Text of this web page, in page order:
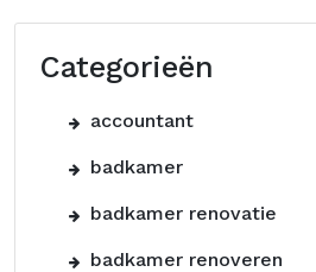
Categorieën
accountant
badkamer
badkamer renovatie
badkamer renoveren